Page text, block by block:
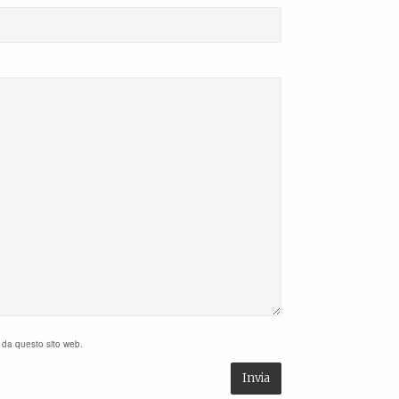
questo sito web.